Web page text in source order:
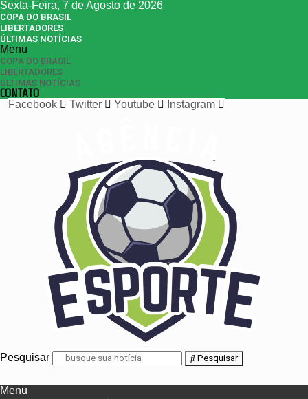
Sexta-Feira, 7 de Agosto de 2026
COPA DO BRASIL
LIBERTADORES
ÚLTIMAS NOTÍCIAS
Menu
COPA DO BRASIL
LIBERTADORES
ÚLTIMAS NOTÍCIAS
CONTATO
Facebook
Twitter Youtube Instagram
Pesquisar Pesquisar
Menu